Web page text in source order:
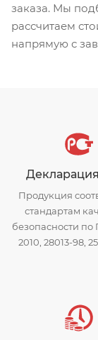
заказа. Мы
рассчитаем
напрямую с
Продукция
стандартам
безопасности по
2010, 28013-98,